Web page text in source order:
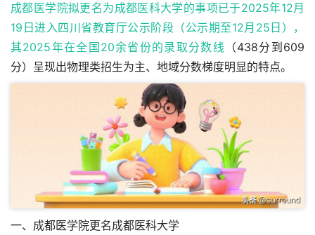
成都医学院拟更名为成都医科大学的事项已于2025年12月
19日进入四川省教育厅公示阶段（公示期至12月25日），
其2025年在全国20余省份的录取分数线 （438分到609
分）呈现出物理类招生为主、地域分数梯度明显的特点。
一、成都医学院更名成都医科大学